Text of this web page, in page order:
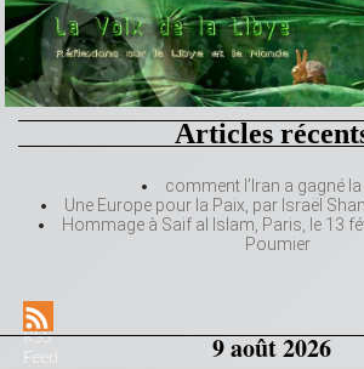
Articles
comment l’Iran a gagné
Une Europe pour la Paix, par Israël
Hommage à Saif al Islam, Paris, le 13
Poumier
RSS
Feed
9 août 2026